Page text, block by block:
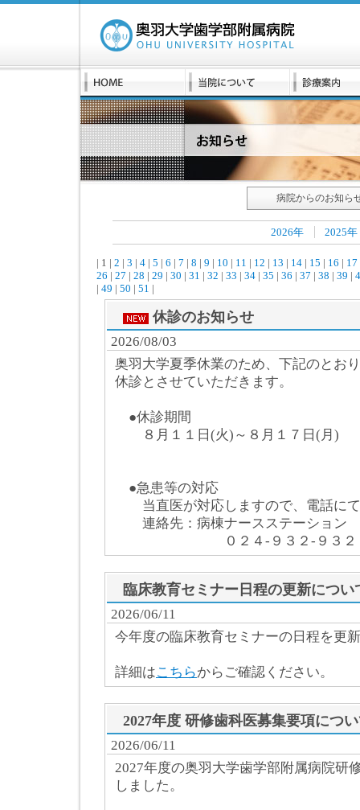
病院からのお知ら
2026年 2025年
| 1 | 2 | 3 | 4 | 5 | 6 | 7 | 8 | 9 | 10 | 11 | 12 | 13 | 14 | 15 | 16 | 17
26 | 27 | 28 | 29 | 30 | 31 | 32 | 33 | 34 | 35 | 36 | 37 | 38 | 39 |
| 49 | 50 | 51 |
休診のお知らせ
2026/08/03
奥羽大学夏季休業のため、下記のとおり
休診とさせていただきます。
●休診期間
８月１１日(火)～８月１７日(月)
●急患等の対応
当直医が対応しますので、電話にて
連絡先：病棟ナースステーション
０２４-９３２-９３２８
臨床教育セミナー日程の更新につい
2026/06/11
今年度の臨床教育セミナーの日程を更
詳細はこちらからご確認ください。
2027年度 研修歯科医募集要項につ
2026/06/11
2027年度の奥羽大学歯学部附属病院研
しました。